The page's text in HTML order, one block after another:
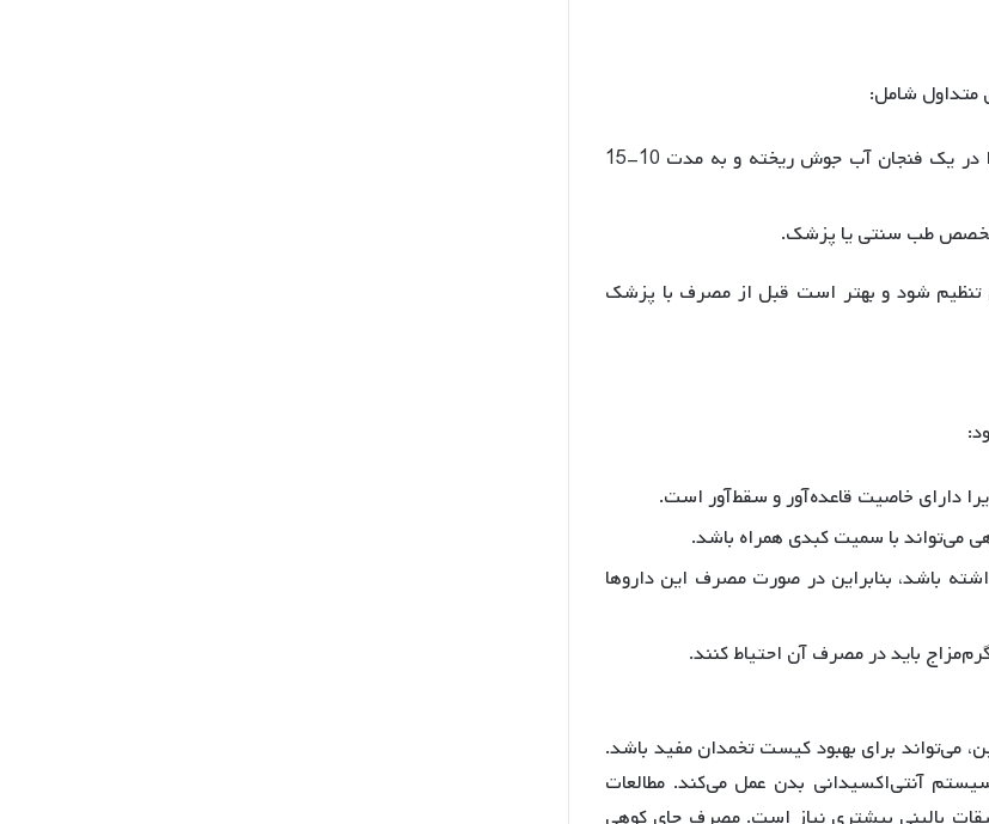
متداول شامل:
: یک تا دو قاشق چای‌خوری از گیاه خشک را در یک فنجان آب جوش ریخته و به مدت 10-15
طب سنتی یا پزشک.
تنظیم شود و بهتر است قبل از مصرف با پزشک
دارای خاصیت قاعده‌آور و سقط‌آور است.
می‌تواند با سمیت کبدی همراه باشد.
باشد، بنابراین در صورت مصرف این داروها
باید در مصرف آن احتیاط کنند.
می‌تواند برای بهبود کیست تخمدان مفید باشد.
آنتی‌اکسیدانی بدن عمل می‌کند. مطالعات
بالینی بیشتری نیاز است. مصرف چای کوهی